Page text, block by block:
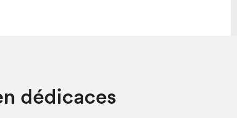
dédicaces